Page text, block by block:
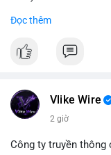
Khối lượng 12.1
Động thái này có thể
hoặc tái phân bổ tài
thấy cá voi đang
Đọc thêm
Vlike Wire
2 giờ
Công ty truyền thông